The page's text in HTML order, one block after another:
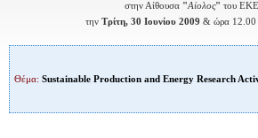
στην Αίθουσα "Αίολος" του
την Τρίτη, 30 Ιουνίου 2009 & ώρα 12.00
Θέμα: Sustainable Production and Energy Research